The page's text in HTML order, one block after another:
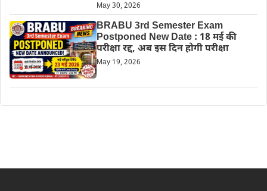
May 30, 2026
BRABU 3rd Semester Exam
Postponed New Date : 18 मई की
परीक्षा रद्द, अब इस दिन होगी परीक्षा
May 19, 2026